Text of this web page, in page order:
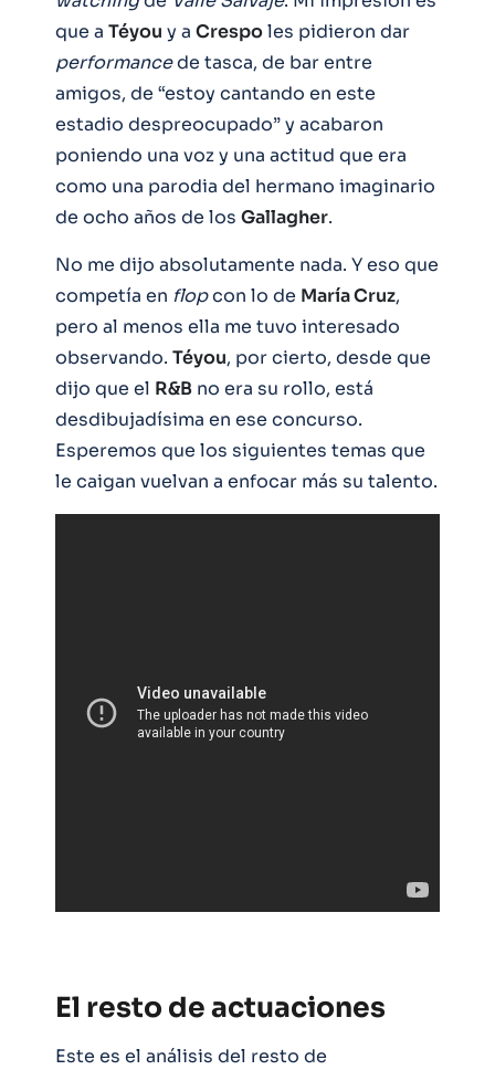
que a Téyou y a Crespoles pidieron dar
performancede tasca, de bar entre
amigos, de “estoy cantando en este
estadio despreocupado” y acabaron
poniendo una voz y una actitud que era
como una parodia del hermano imaginario
de ocho años de los Gallagher.
No me dijo absolutamente nada. Y eso que
competía en flopcon lo de María Cruz,
pero al menos ella me tuvo interesado
observando. Téyou, por cierto, desde que
dijo que el R&B no era su rollo, está
desdibujadísima en ese concurso.
Esperemos que los siguientes temas que
le caigan vuelvan a enfocar más su talento.
El resto de actuaciones
Este es el análisis del resto de